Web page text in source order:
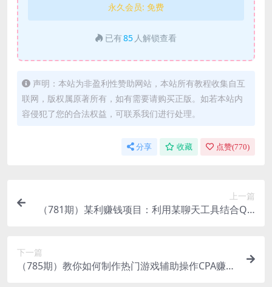
永久会员: 免费
已有85 人解锁查看
声明：本站为非盈利性赞助网站，本站所有教程收集自互
联网，版权属原著所有，如有需要请购买正版。如若本站内
容侵犯了您的合法权益，可联系我们进行处理。
分享 收藏 点赞(770)
上一篇
（781期）某利赚钱项目：利用某聊天工具结合QQ
下一篇
（785期）教你如何制作热门游戏辅助操作CPA赚